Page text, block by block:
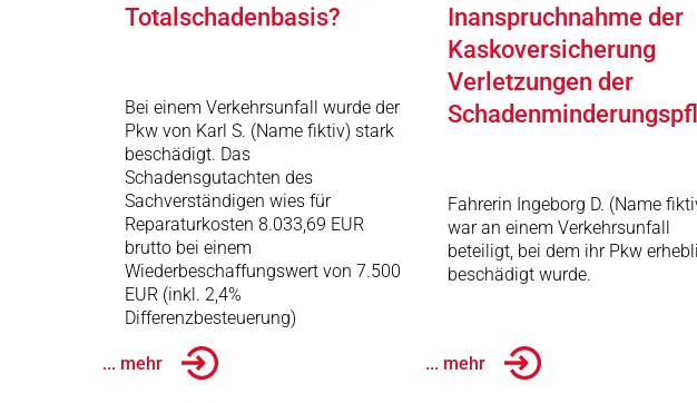
Totalschadenbasis?
Bei einem Verkehrsunfall wurde der
Pkw von Karl S. (Name fiktiv) stark
beschädigt. Das
Schadensgutachten des
Sachverständigen wies für
Reparaturkosten 8.033,69 EUR
brutto bei einem
Wiederbeschaffungswert von 7.500
EUR (inkl. 2,4%
Differenzbesteuerung)
... mehr
Inanspruchnahme der
Kaskoversicherung
Verletzungen der
Fahrerin Ingeborg D. (Name
war an einem Verkehrsunfall
beteiligt, bei dem ihr Pkw
beschädigt wurde.
... mehr